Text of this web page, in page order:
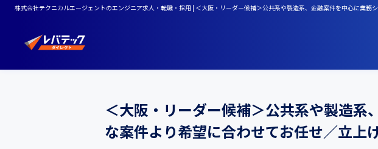
株式会社テクニカルエージェントのエンジニア求人・転職・採用 | ＜大阪・リーダー候補＞公共系や製造系、金融案件を中心に業
＜大阪・リーダー候補＞公共系や製造系
な案件より希望に合わせてお任せ／立上